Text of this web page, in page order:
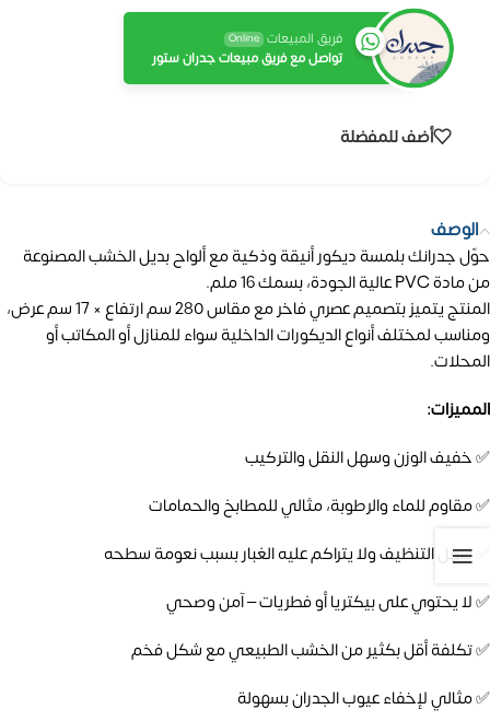
فريق المبيعات Online
تواصل مع فريق مبيعات جدران ستور
أضف للمفضلة
الوصف
حوّل جدرانك بلمسة ديكور أنيقة وذكية مع ألواح بديل الخشب المصنوعة
من مادة PVC عالية الجودة، بسمك 16 ملم.
المنتج يتميز بتصميم عصري فاخر مع مقاس 280 سم ارتفاع × 17 سم عرض،
ومناسب لمختلف أنواع الديكورات الداخلية سواء للمنازل أو المكاتب أو
المحلات.
المميزات:
✅ خفيف الوزن وسهل النقل والتركيب
✅ مقاوم للماء والرطوبة، مثالي للمطابخ والحمامات
✅ سهل التنظيف ولا يتراكم عليه الغبار بسبب نعومة سطحه
✅ لا يحتوي على بيكتريا أو فطريات – آمن وصحي
✅ تكلفة أقل بكثير من الخشب الطبيعي مع شكل فخم
✅ مثالي لإخفاء عيوب الجدران بسهولة